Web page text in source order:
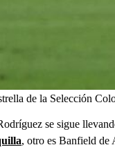
de la Selección
se sigue
, otro es Banfield de